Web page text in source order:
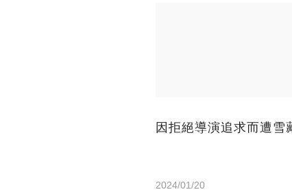
因拒絕導演追求而遭雪
2024/01/20